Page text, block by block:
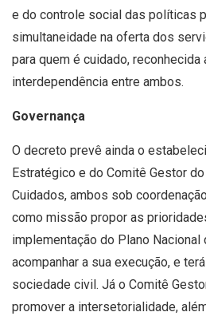
e do controle social das políticas
simultaneidade na oferta dos
para quem é cuidado, reconhecida
interdependência entre ambos.
Governança
O decreto prevê ainda o
Estratégico e do Comitê Gestor
Cuidados, ambos sob
como missão propor as
implementação do Plano Nacional
acompanhar a sua execução, e
sociedade civil. Já o Comitê
promover a intersetorialidade,